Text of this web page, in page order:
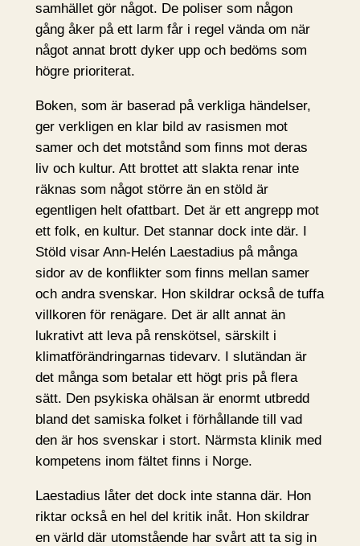
samhället gör något. De poliser som någon
gång åker på ett larm får i regel vända om när
något annat brott dyker upp och bedöms som
högre prioriterat.
Boken, som är baserad på verkliga händelser,
ger verkligen en klar bild av rasismen mot
samer och det motstånd som finns mot deras
liv och kultur. Att brottet att slakta renar inte
räknas som något större än en stöld är
egentligen helt ofattbart. Det är ett angrepp mot
ett folk, en kultur. Det stannar dock inte där. I
Stöld visar Ann-Helén Laestadius på många
sidor av de konflikter som finns mellan samer
och andra svenskar. Hon skildrar också de tuffa
villkoren för renägare. Det är allt annat än
lukrativt att leva på renskötsel, särskilt i
klimatförändringarnas tidevarv. I slutändan är
det många som betalar ett högt pris på flera
sätt. Den psykiska ohälsan är enormt utbredd
bland det samiska folket i förhållande till vad
den är hos svenskar i stort. Närmsta klinik med
kompetens inom fältet finns i Norge.
Laestadius låter det dock inte stanna där. Hon
riktar också en hel del kritik inåt. Hon skildrar
en värld där utomstående har svårt att ta sig in